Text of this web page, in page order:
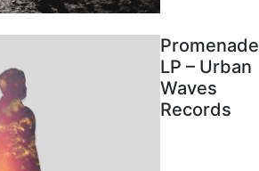
Promenade
LP – Urban
Waves
Records